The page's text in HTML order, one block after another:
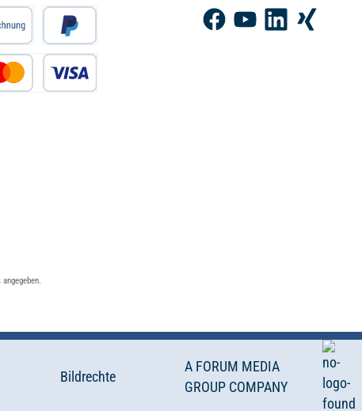
FacebookYouTubeLinkedInXing
Bildrechte
A FORUM MEDIA
GROUP COMPANY